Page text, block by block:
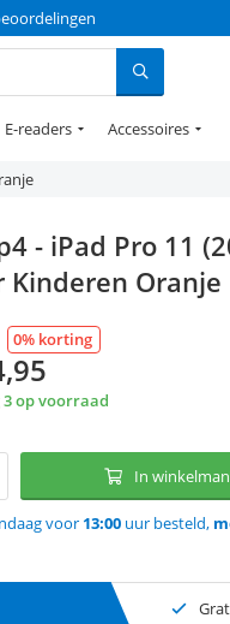
E-readers Accessoires
- iPad Pro 11
Kinderen Oranje
0% korting
3 op voorraad
In
voor 13:00 uur besteld,